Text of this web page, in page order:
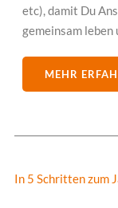
etc), damit Du
gemeinsam
MEHR
In 5 Schritten zum